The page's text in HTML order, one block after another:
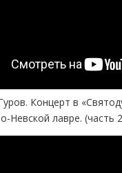
Концерт в
Невской лавре. (часть